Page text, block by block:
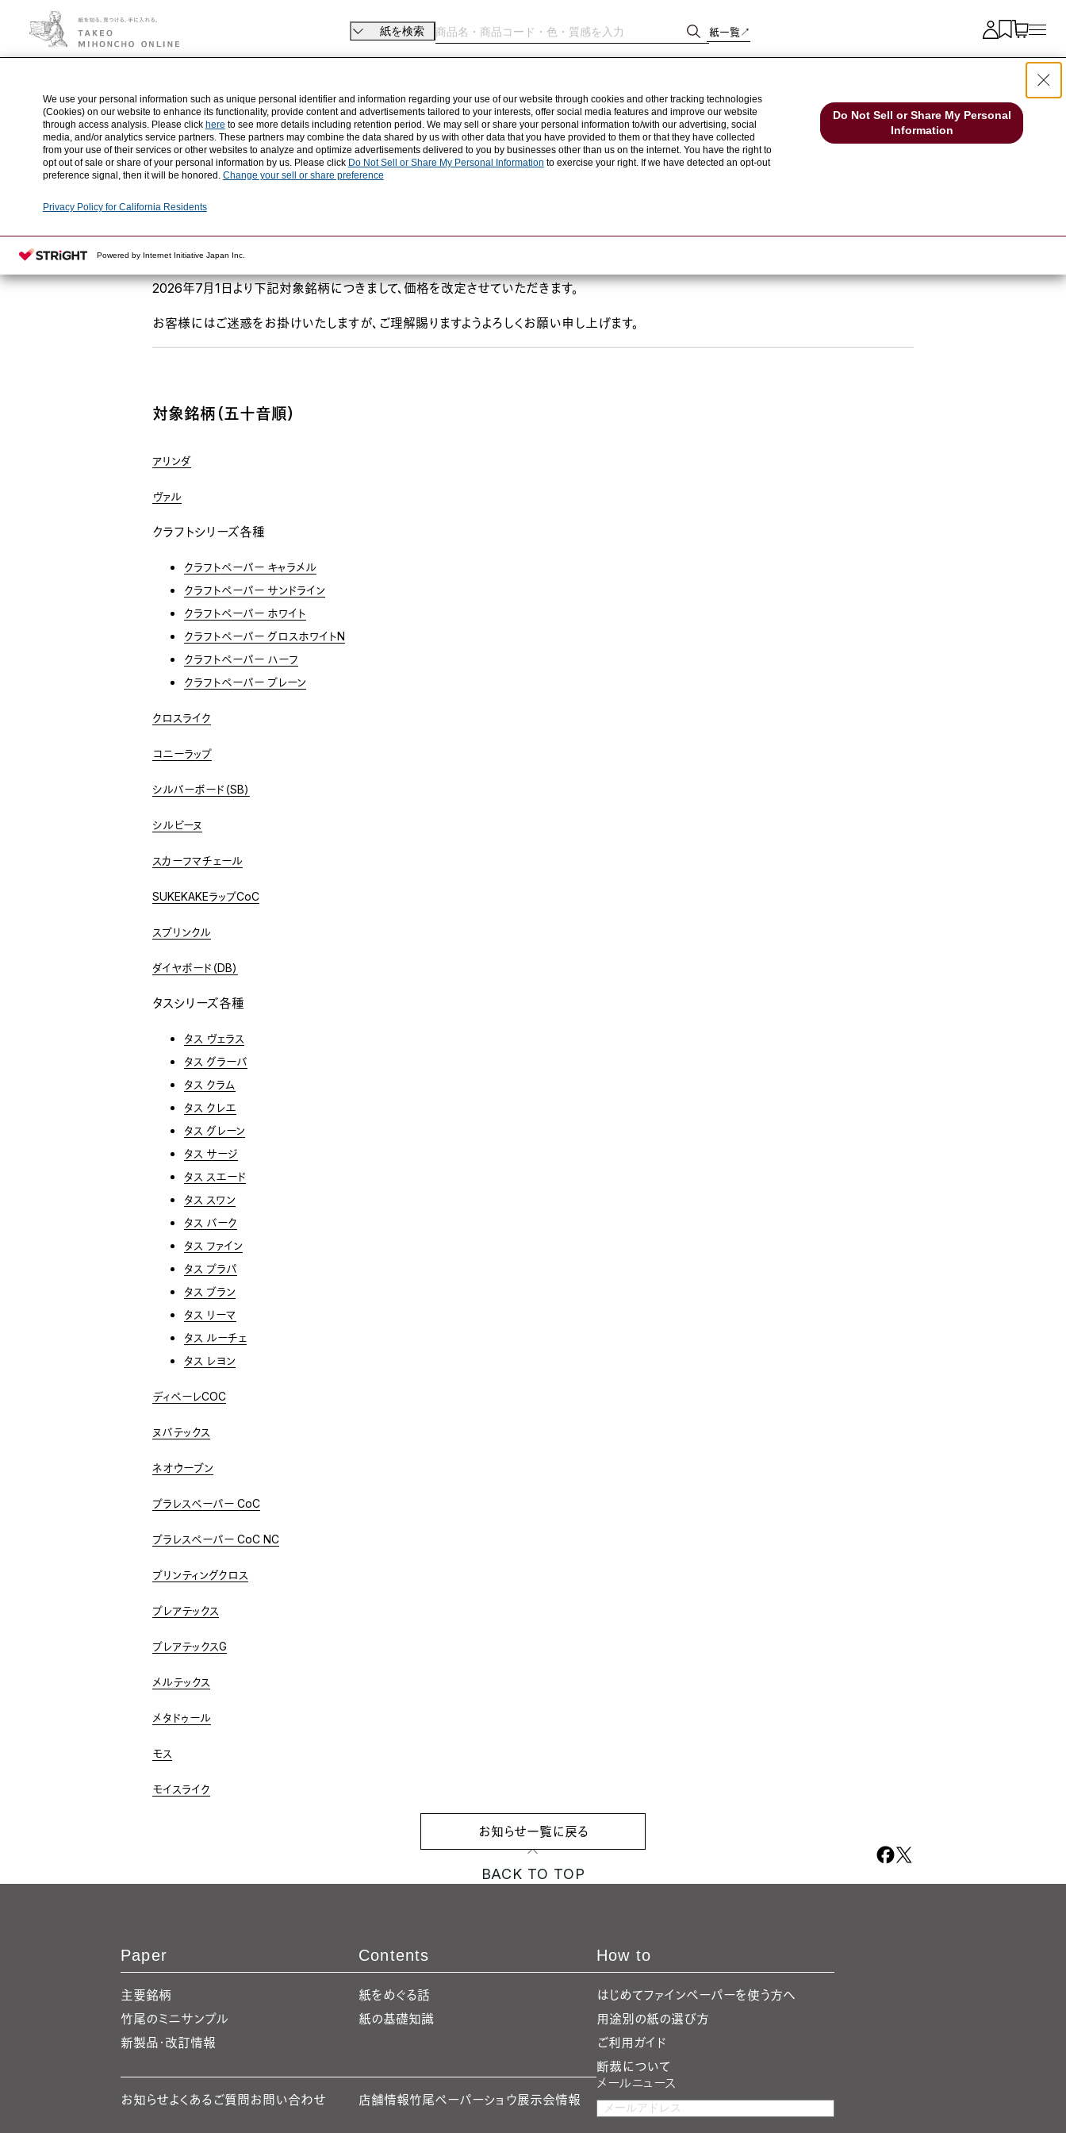
紙を検索 紙一覧↗︎
We use your personal information such as unique personal identifier and information regarding your use of our website through cookies and other tracking technologies
(Cookies) on our website to enhance its functionality, provide content and advertisements tailored to your interests, offer social media features and improve our website
through access analysis. Please click here to see more details including retention period. We may sell or share your personal information to/with our advertising, social
media, and/or analytics service partners. These partners may combine the data shared by us with other data that you have provided to them or that they have collected
from your use of their services or other websites to analyze and optimize advertisements delivered to you by businesses other than us on the internet. You have the right to
opt out of sale or share of your personal information by us. Please click Do Not Sell or Share My Personal Information to exercise your right. If we have detected an opt-out
preference signal, then it will be honored. Change your sell or share preference
Privacy Policy for California Residents
Do Not Sell or Share My Personal
Information
Powered by Internet Initiative Japan Inc.
2026.07.01 価格改定
価格改定（7/1実施）
2026年7月1日より下記対象銘柄につきまして、価格を改定させていただきます。
お客様にはご迷惑をお掛けいたしますが、ご理解賜りますようよろしくお願い申し上げます。
対象銘柄（五十音順）
アリンダ
ヴァル
クラフトシリーズ各種
クラフトペーパー キャラメル
クラフトペーパー サンドライン
クラフトペーパー ホワイト
クラフトペーパー グロスホワイトN
クラフトペーパー ハーフ
クラフトペーパー プレーン
クロスライク
コニーラップ
シルバーボード（SB）
シルビーヌ
スカーフマチェール
SUKEKAKEラップCoC
スプリンクル
ダイヤボード（DB）
タスシリーズ各種
タス ヴェラス
タス グラーバ
タス クラム
タス クレエ
タス グレーン
タス サージ
タス スエード
タス スワン
タス バーク
タス ファイン
タス プラパ
タス ブラン
タス リーマ
タス ルーチェ
タス レヨン
ディペーレCOC
ヌバテックス
ネオウーブン
プラレスペーパー CoC
プラレスペーパー CoC NC
プリンティングクロス
プレアテックス
プレアテックスG
メルテックス
メタドゥール
モス
モイスライク
お知らせ一覧に戻る
BACK TO TOP
Paper
主要銘柄
竹尾のミニサンプル
新製品・改訂情報
Contents
紙をめぐる話
紙の基礎知識
How to
はじめてファインペーパーを使う方へ
用途別の紙の選び方
ご利用ガイド
断裁について
お知らせよくあるご質問 お問い合わせ 店舗情報竹尾ペーパーショウ展示会情報
メールニュース